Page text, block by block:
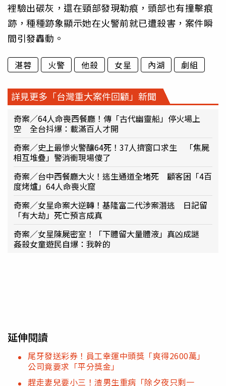
裡驗出碳灰，還在頸部發現勒痕，頭部也有撞擊痕
跡，種種跡象顯示她在火警前就已遭殺害，案件瞬
間引發轟動。
湛蓉 火警 他殺 女星 內湖 劇組
詳見更多「台灣重大案件回顧」新聞
奇案／64人命喪西餐廳！傳「古代幽靈船」停火場上
空 全台抖爆：載滿百人才開
奇案／史上最慘火警釀64死！37人擠窗口求生 「焦屍
相互堆疊」警消衝現場傻了
奇案／台中西餐廳大火！逃生通道全堵死 顧客困「4百
度烤爐」64人命喪火窟
奇案／女星命案大逆轉！基隆富二代涉案潛逃 日記留
「有大劫」死亡預言成真
奇案／女星陳屍密室！「下體留大量體液」真凶成謎
姦殺女童遊民自爆：我幹的
延伸閱讀
尾牙發送彩券！員工幸運中頭獎「爽得2600萬」
公司竟要求「平分獎金」
趕走妻兒要小三！渣男生重病「除夕夜只剩一